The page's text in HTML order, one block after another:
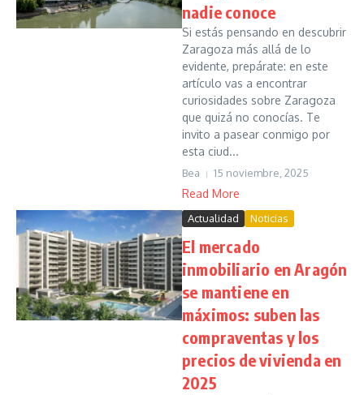
nadie conoce
Si estás pensando en descubrir
Zaragoza más allá de lo
evidente, prepárate: en este
artículo vas a encontrar
curiosidades sobre Zaragoza
que quizá no conocías. Te
invito a pasear conmigo por
esta ciud...
Bea 15 noviembre, 2025
Read More
Actualidad Noticias
El mercado
inmobiliario en Aragón
se mantiene en
máximos: suben las
compraventas y los
precios de vivienda en
2025